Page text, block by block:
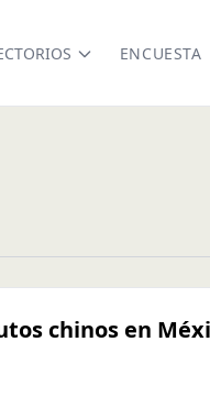
ENCUESTA
chinos en